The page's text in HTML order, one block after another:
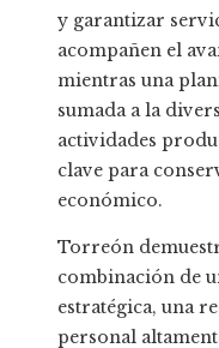
y garantizar
acompañen el
mientras una
sumada a la
actividades
clave para
económico.
Torreón
combinación de
estratégica, una
personal